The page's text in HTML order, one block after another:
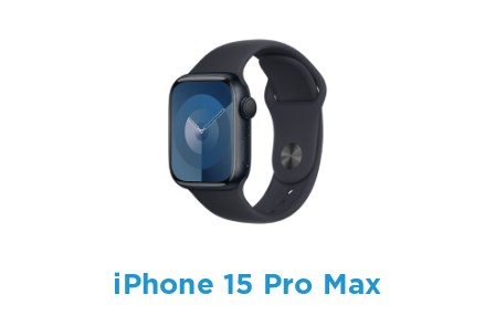
iPhone 15 Pro Max